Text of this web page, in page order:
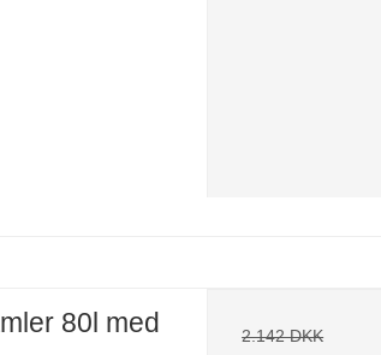
80l med
2.142 DKK